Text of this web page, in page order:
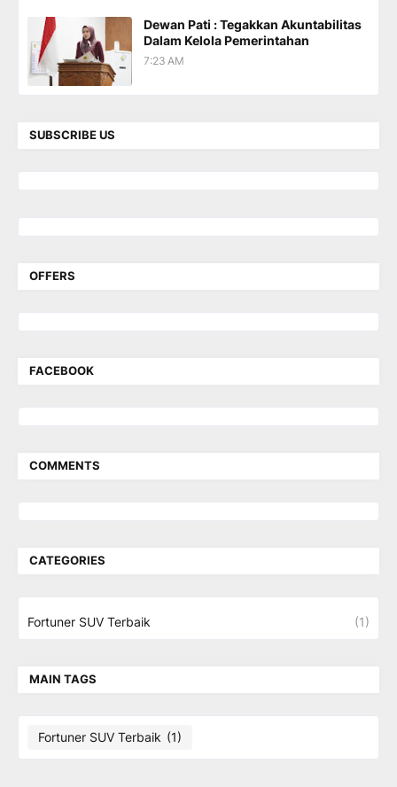
Dewan Pati : Tegakkan Akuntabilitas
Dalam Kelola Pemerintahan
7:23 AM
SUBSCRIBE US
OFFERS
FACEBOOK
COMMENTS
CATEGORIES
Fortuner SUV Terbaik (1)
MAIN TAGS
Fortuner SUV Terbaik (1)